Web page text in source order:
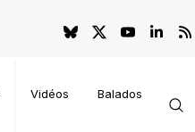
Vidéos Balados